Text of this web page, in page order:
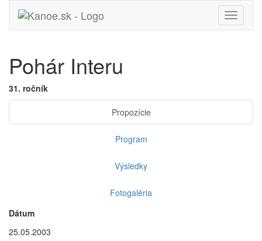
Toggle
Pohár Interu
31. ročník
Propozície
Program
Výsledky
Fotogaléria
Dátum
25.05.2003